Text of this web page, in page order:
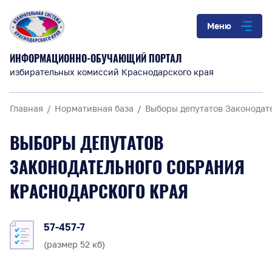
Меню
ИНФОРМАЦИОННО-ОБУЧАЮЩИЙ ПОРТАЛ
избирательных комиссий Краснодарского края
Главная Нормативная база Выборы депутатов
ВЫБОРЫ ДЕПУТАТОВ
ЗАКОНОДАТЕЛЬНОГО СОБРАНИЯ
КРАСНОДАРСКОГО КРАЯ
57-457-7
(размер 52 кб)